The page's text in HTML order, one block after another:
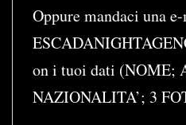
Oppure mandaci una
on i tuoi dati (NOME;
NAZIONALITA’; 3